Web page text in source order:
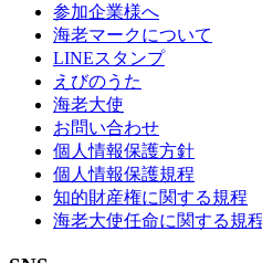
参加企業様へ
海老マークについて
LINEスタンプ
えびのうた
海老大使
お問い合わせ
個人情報保護方針
個人情報保護規程
知的財産権に関する規程
海老大使任命に関する規